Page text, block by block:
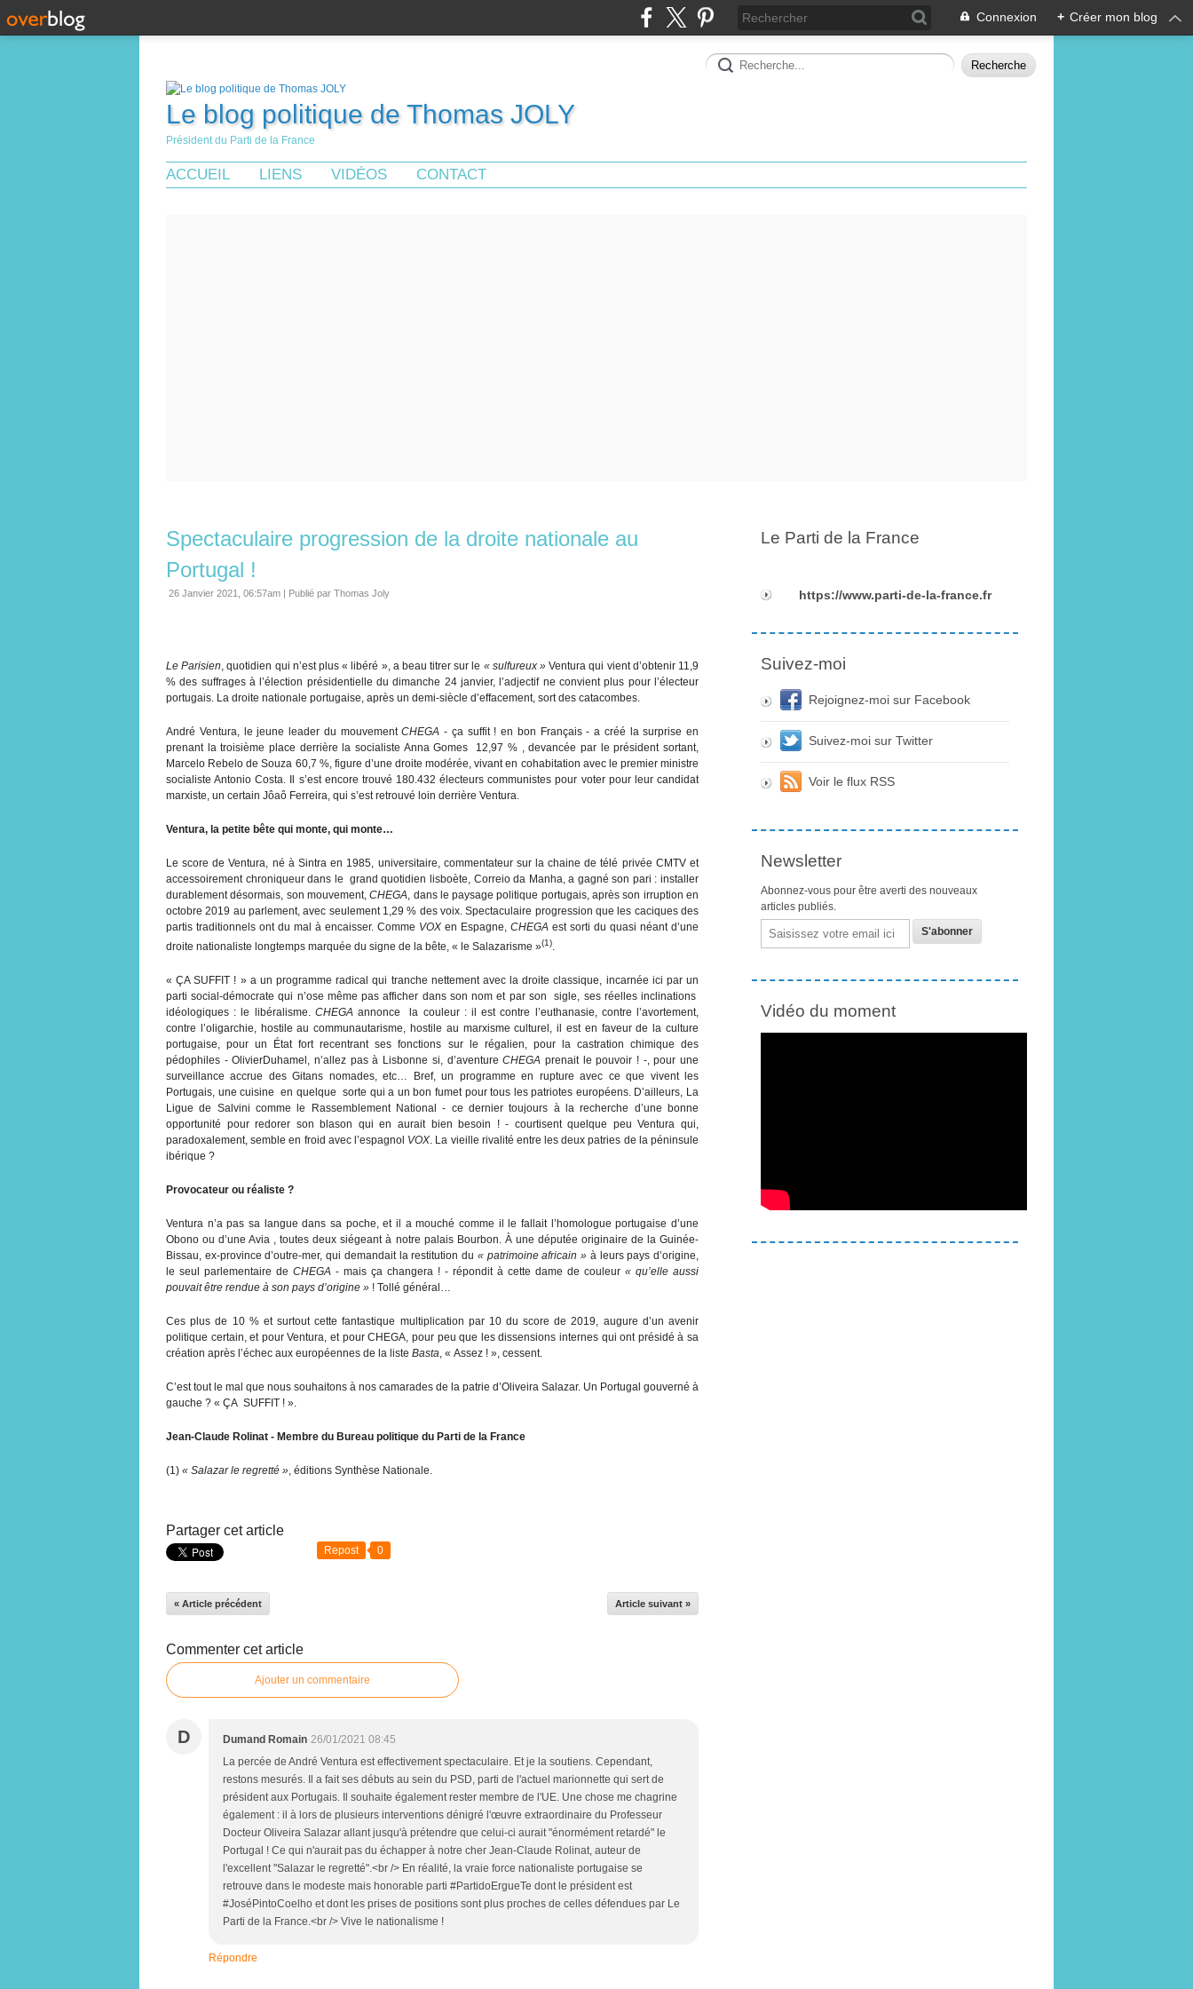
Connexion + Créer mon blog
Le blog politique de Thomas JOLY
Président du Parti de la France
ACCUEIL LIENS VIDÉOS CONTACT
Spectaculaire progression de la droite nationale au
Portugal !
26 Janvier 2021, 06:57am | Publié par Thomas Joly
Le Parisien, quotidien qui n’est plus « libéré », a beau titrer sur le « sulfureux » Ventura qui vient d’obtenir 11,9
% des suffrages à l’élection présidentielle du dimanche 24 janvier, l’adjectif ne convient plus pour l’électeur
portugais. La droite nationale portugaise, après un demi-siècle d’effacement, sort des catacombes.
André Ventura, le jeune leader du mouvementCHEGA - ça suffit ! en bon Français - a créé la surprise en
prenant la troisième place derrière la socialiste Anna Gomes 12,97 % , devancée par le président sortant,
Marcelo Rebelo de Souza 60,7 %, figure d’une droite modérée, vivant en cohabitation avec le premier ministre
socialiste Antonio Costa. Il s’est encore trouvé 180.432 électeurs communistes pour voter pour leur candidat
marxiste, un certain Jôaô Ferreira, qui s’est retrouvé loin derrière Ventura.
Ventura, la petite bête qui monte, qui monte…
Le score de Ventura, né à Sintra en 1985, universitaire, commentateur sur la chaine de télé privée CMTV et
accessoirement chroniqueur dans le grand quotidien lisboète, Correio da Manha, a gagné son pari : installer
durablement désormais, son mouvement,CHEGA, dans le paysage politique portugais, après son irruption en
octobre 2019 au parlement, avec seulement 1,29 % des voix. Spectaculaire progression que les caciques des
partis traditionnels ont du mal à encaisser. Comme VOX en Espagne, CHEGA est sorti du quasi néant d’une
droite nationaliste longtemps marquée du signe de la bête, « le Salazarisme »(1).
« ÇA SUFFIT ! » a un programme radical qui tranche nettement avec la droite classique, incarnée ici par un
parti social-démocrate qui n’ose même pas afficher dans son nom et par son sigle, ses réelles inclinations
idéologiques : le libéralisme. CHEGAannonce la couleur : il est contre l’euthanasie, contre l’avortement,
contre l’oligarchie, hostile au communautarisme, hostile au marxisme culturel, il est en faveur de la culture
portugaise, pour un État fort recentrant ses fonctions sur le régalien, pour la castration chimique des
pédophiles - OlivierDuhamel, n’allez pas à Lisbonne si, d’aventureCHEGA prenait le pouvoir ! -, pour une
surveillance accrue des Gitans nomades, etc… Bref, un programme en rupture avec ce que vivent les
Portugais, une cuisine en quelque sorte qui a un bon fumet pour tous les patriotes européens. D’ailleurs, La
Ligue de Salvini comme le Rassemblement National - ce dernier toujours à la recherche d’une bonne
opportunité pour redorer son blason qui en aurait bien besoin ! - courtisent quelque peu Ventura qui,
paradoxalement, semble en froid avec l’espagnol VOX. La vieille rivalité entre les deux patries de la péninsule
ibérique ?
Provocateur ou réaliste ?
Ventura n’a pas sa langue dans sa poche, et il a mouché comme il le fallait l’homologue portugaise d’une
Obono ou d’une Avia , toutes deux siégeant à notre palais Bourbon. À une députée originaire de la Guinée-
Bissau, ex-province d’outre-mer, qui demandait la restitution du « patrimoine africain » à leurs pays d’origine,
le seul parlementaire de CHEGA - mais ça changera ! - répondit à cette dame de couleur « qu’elle aussi
pouvait être rendue à son pays d’origine » ! Tollé général…
Ces plus de 10 % et surtout cette fantastique multiplication par 10 du score de 2019, augure d’un avenir
politique certain, et pour Ventura, et pour CHEGA, pour peu que les dissensions internes qui ont présidé à sa
création après l’échec aux européennes de la liste Basta, « Assez ! », cessent.
C’est tout le mal que nous souhaitons à nos camarades de la patrie d’Oliveira Salazar. Un Portugal gouverné à
gauche ? « ÇA SUFFIT ! ».
Jean-Claude Rolinat - Membre du Bureau politique du Parti de la France
(1) « Salazar le regretté », éditions Synthèse Nationale.
Partager cet article
Repost 0
« Article précédent Article suivant »
Commenter cet article
Ajouter un commentaire
D Dumand Romain 26/01/2021 08:45
La percée de André Ventura est effectivement spectaculaire. Et je la soutiens. Cependant,
restons mesurés. Il a fait ses débuts au sein du PSD, parti de l'actuel marionnette qui sert de
président aux Portugais. Il souhaite également rester membre de l'UE. Une chose me chagrine
également : il à lors de plusieurs interventions dénigré l'œuvre extraordinaire du Professeur
Docteur Oliveira Salazar allant jusqu'à prétendre que celui-ci aurait "énormément retardé" le
Portugal ! Ce qui n'aurait pas du échapper à notre cher Jean-Claude Rolinat, auteur de
l'excellent "Salazar le regretté".<br /> En réalité, la vraie force nationaliste portugaise se
retrouve dans le modeste mais honorable parti #PartidoErgueTe dont le président est
#JoséPintoCoelho et dont les prises de positions sont plus proches de celles défendues par Le
Parti de la France.<br /> Vive le nationalisme !
Répondre
Le Parti de la France
https://www.parti-de-la-france.fr
Suivez-moi
Rejoignez-moi sur Facebook
Suivez-moi sur Twitter
Voir le flux RSS
Newsletter
Abonnez-vous pour être averti des nouveaux
articles publiés.
Email
Vidéo du moment